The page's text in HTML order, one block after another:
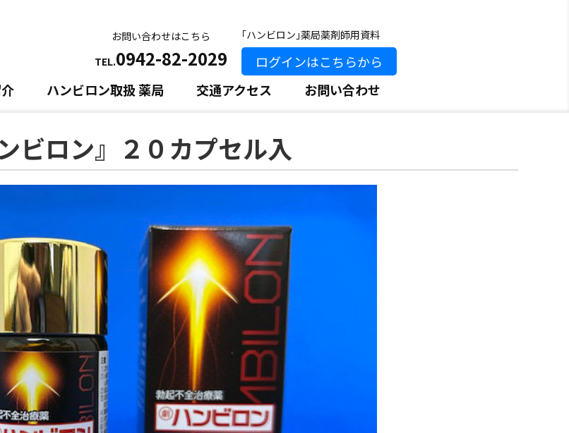
お問い合わせはこちら
TEL.0942-82-2029
｢ハンビロン｣薬局薬剤師用資料
ログインはこちらから
ハンビロン取扱 薬局 交通アクセス お問い合わせ
ビロン』２０カプセル入